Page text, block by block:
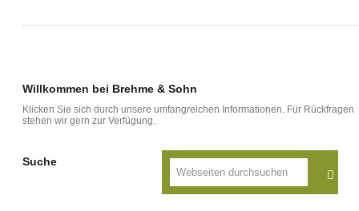
Willkommen bei Brehme & Sohn
Klicken Sie sich durch unsere umfangreichen Informationen. Für Rückfragen
stehen wir gern zur Verfügung.
Suche